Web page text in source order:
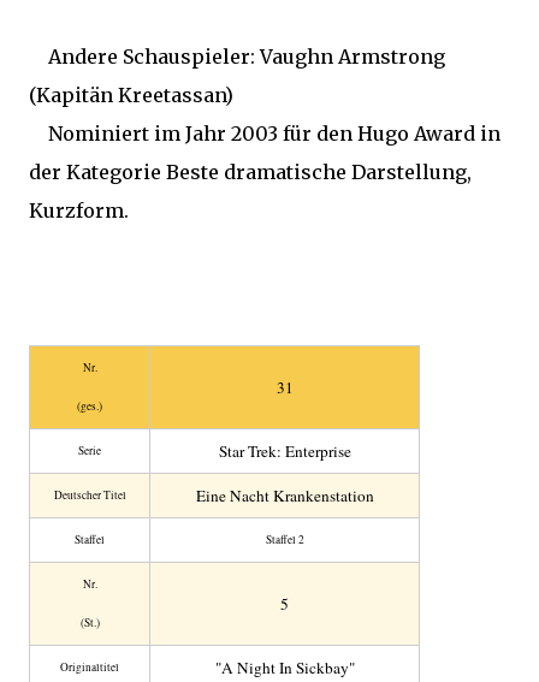
Andere Schauspieler: Vaughn Armstrong
(Kapitän Kreetassan)
Nominiert im Jahr 2003 für den Hugo Award in
der Kategorie Beste dramatische Darstellung,
Kurzform.
Nr.
(ges.)
31
Serie Star Trek: Enterprise
Deutscher Titel Eine Nacht Krankenstation
Staffel Staffel 2
Nr.
(St.)
5
Original­titel "A Night In Sickbay"